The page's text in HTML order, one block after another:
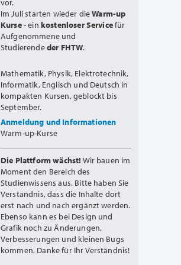
Im Juli starten wieder dieWarm-up
Kurse- ein kostenloser Servicefür
Aufgenommene und
Studierendeder FHTW.
Mathematik, Physik, Elektrotechnik,
Informatik, Englisch und Deutsch in
kompakten Kursen, geblockt bis
September.
Anmeldung und Informationen
Warm-up-Kurse
Die Plattform wächst! Wir bauen im
Moment den Bereich des
Studienwissens aus. Bitte haben Sie
Verständnis, dass die Inhalte dort
erst nach und nach ergänzt werden.
Ebenso kann es bei Design und
Grafik noch zu Änderungen,
Verbesserungen und kleinen Bugs
kommen. Danke für Ihr Verständnis!